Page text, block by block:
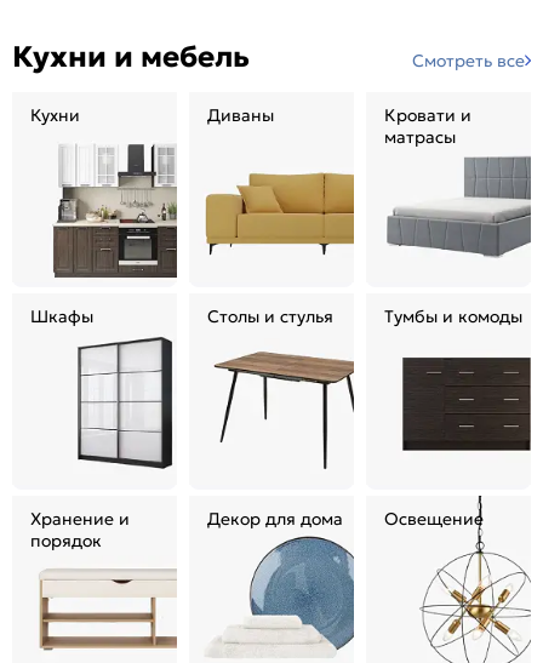
Кухни и мебель Смотреть все
Кухни Диваны
Кровати и
матрасы
Шкафы Столы и стулья Тумбы и комоды
Хранение и
порядок
Декор для дома Освещение